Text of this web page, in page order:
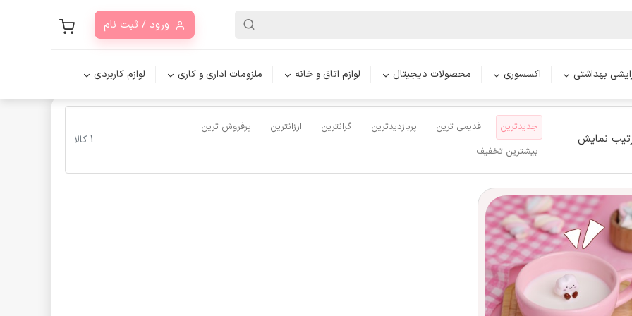
ورود / ثبت نام
بهداشتی اکسسوری محصولات دیجیتال لوازم اتاق و خانه ملزومات اداری و کاری لوازم کاربردی فانتزی لونار محصولات ملزومات اداری و کاری ست‌های اداری لوکس
نمایش
جدیدترین قدیمی ترین پربازدیدترین گرانترین ارزانترین
پرفروش ترین
بیشترین تخفیف
1 کالا